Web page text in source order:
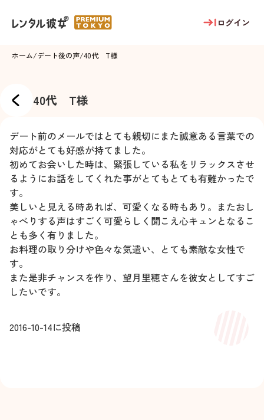
ログイン
ホーム/デート後の声/40代 T様
40代 T様
デート前のメールではとても親切にまた誠意ある言葉での
対応がとても好感が持てました。
初めてお会いした時は、緊張している私をリラックスさせ
るようにお話をしてくれた事がとてもとても有難かったで
す。
美しいと見える時あれば、可愛くなる時もあり。またおし
ゃべりする声はすごく可愛らしく聞こえ心キュンとなるこ
とも多く有りました。
お料理の取り分けや色々な気遣い、とても素敵な女性で
す。
また是非チャンスを作り、望月里穂さんを彼女としてすご
したいです。
2016-10-14に投稿